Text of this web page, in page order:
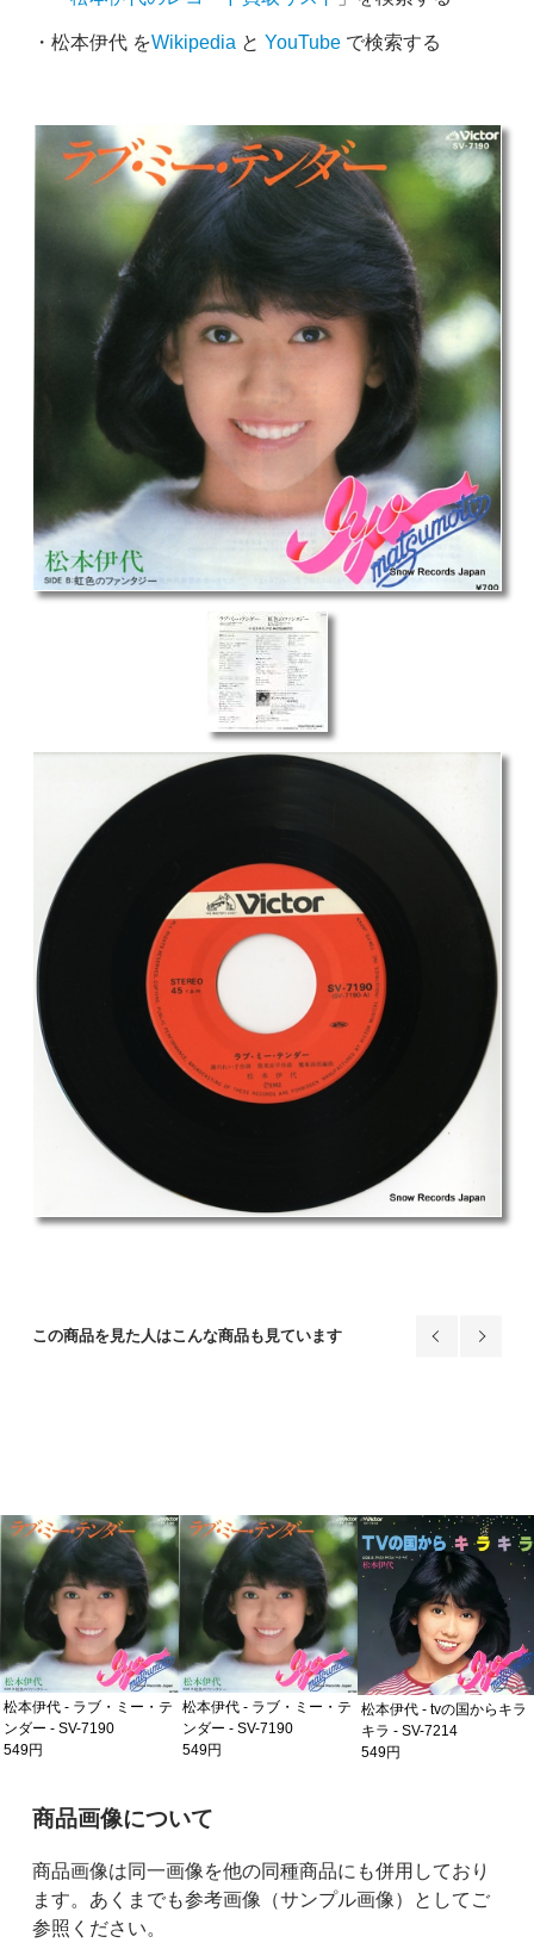
・松本伊代 をWikipedia と YouTubeで検索する
この商品を見た人はこんな商品も見ています
松本伊代 - ラブ・ミー・テ
ンダー - SV-7190
549円
松本伊代 - ラブ・ミー・テ
ンダー - SV-7190
549円
松本伊代 - tvの国からキラ
キラ - SV-7214
549円
ご購入前の注意事項
商品画像について
商品画像は同一画像を他の同種商品にも併用しており
ます。あくまでも参考画像（サンプル画像）としてご
参照ください。